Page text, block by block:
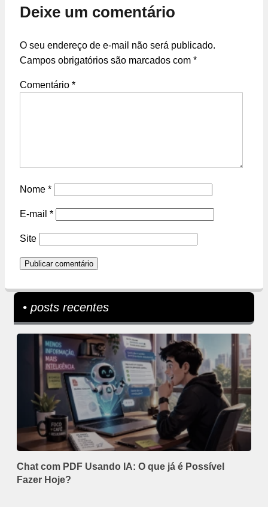
Deixe um comentário
O seu endereço de e-mail não será publicado.
Campos obrigatórios são marcados com *
Comentário *
Nome *
E-mail *
Site
• posts recentes
Chat com PDF Usando IA: O que já é Possível
Fazer Hoje?